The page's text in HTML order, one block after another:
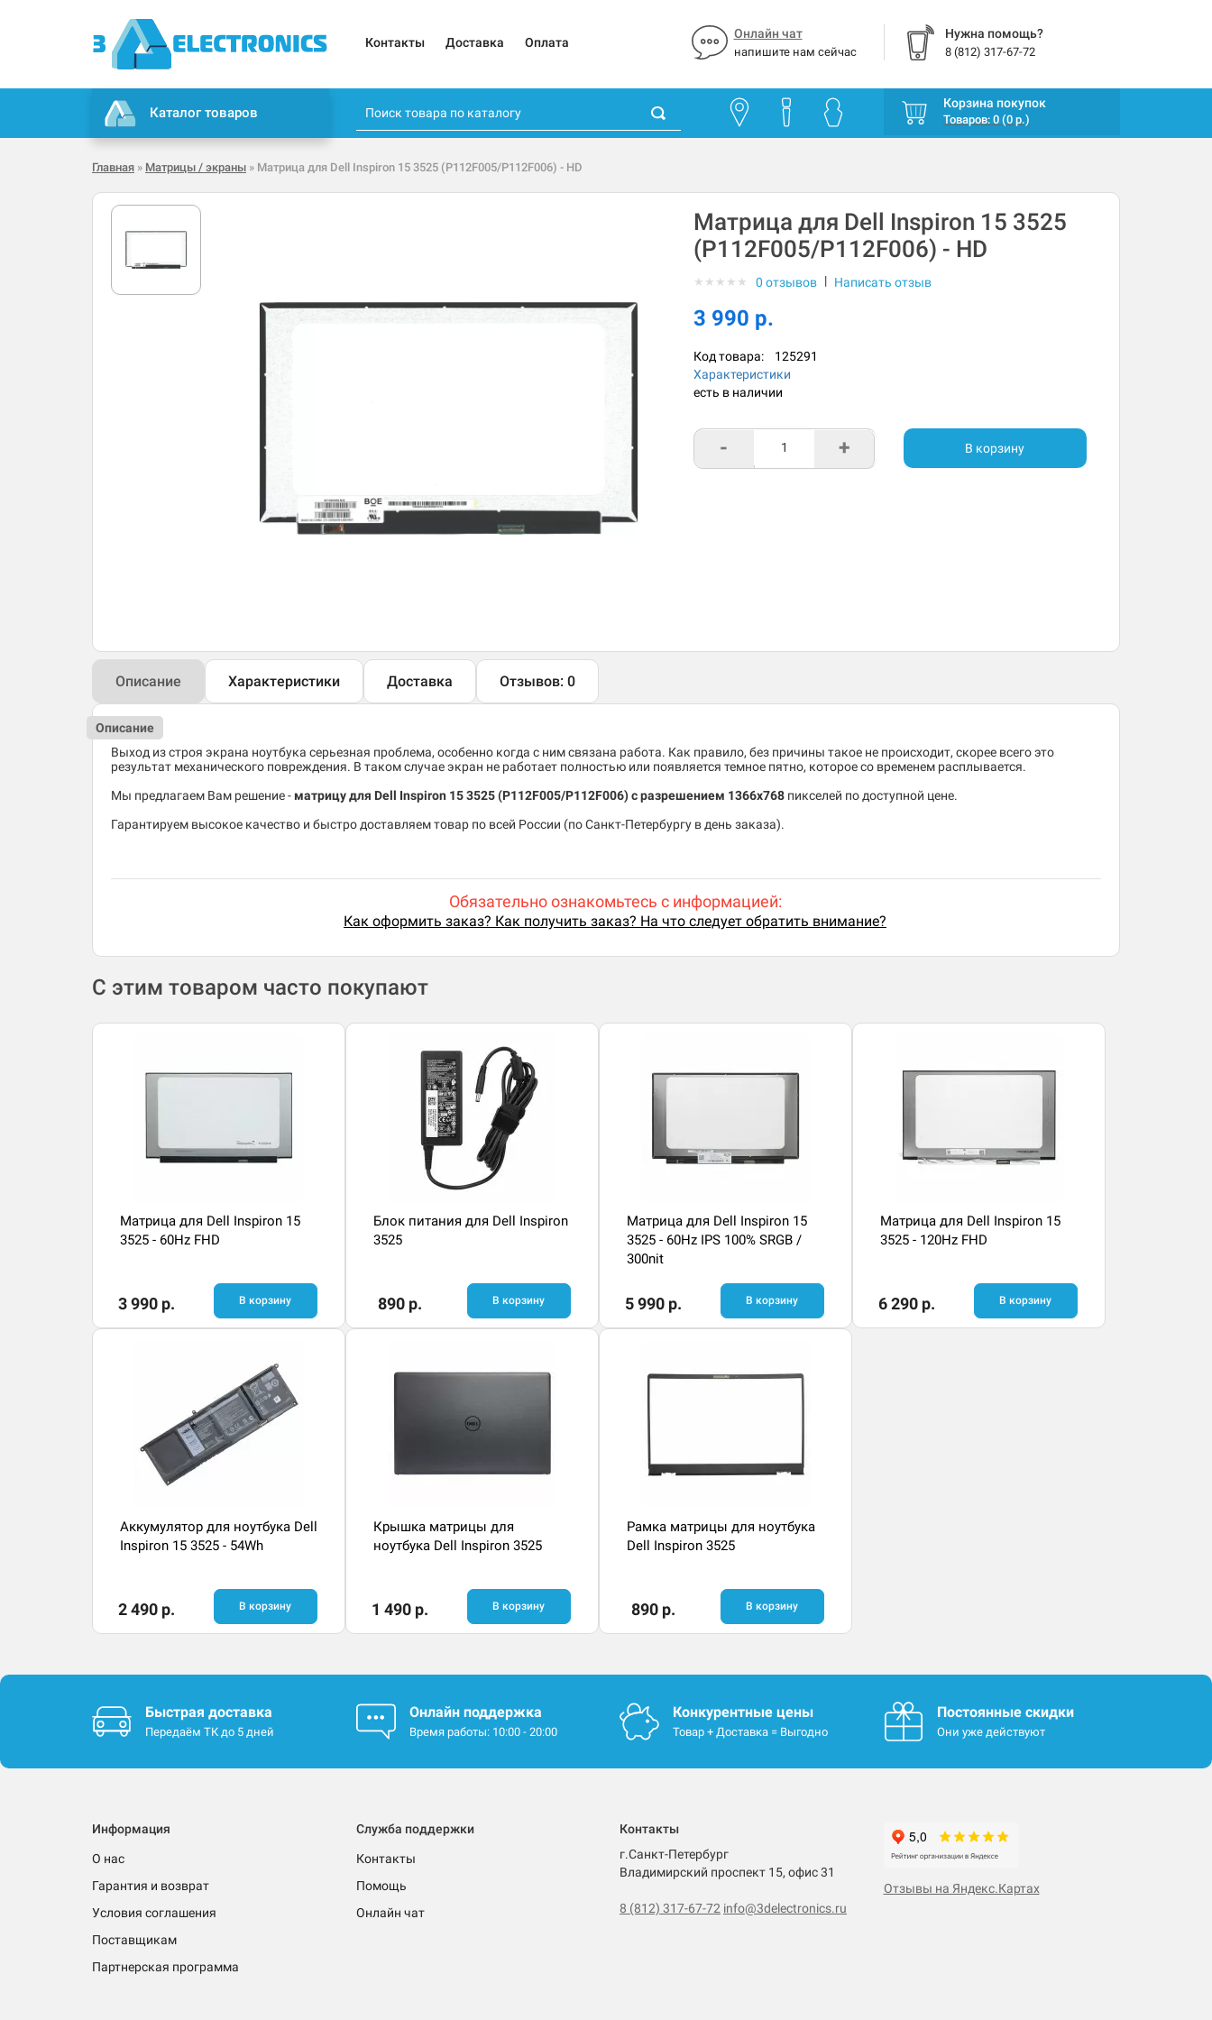
Контакты Доставка Оплата
Онлайн чат
напишите нам сейчас
Нужна помощь?
8 (812) 317-67-72
Каталог товаров
Корзина покупок
Товаров: 0 (0 р.)
Главная » Матрицы / экраны » Матрица для Dell Inspiron 15 3525 (P112F005/P112F006) - HD
Матрица для Dell Inspiron 15 3525
(P112F005/P112F006) - HD
★ ★ ★ ★ ★ 0 отзывов | Написать отзыв
3 990 р.
Код товара: 125291
Характеристики
есть в наличии
- + В корзину
Описание Характеристики Доставка Отзывов: 0
Описание
Выход из строя экрана ноутбука серьезная проблема, особенно когда с ним связана работа. Как правило, без причины такое не происходит, скорее всего это
результат механического повреждения. В таком случае экран не работает полностью или появляется темное пятно, которое со временем расплывается.
Мы предлагаем Вам решение - матрицу для Dell Inspiron 15 3525 (P112F005/P112F006)c разрешением 1366x768 пикселей по доступной цене.
Гарантируем высокое качество и быстро доставляем товар по всей России (по Санкт-Петербургу в день заказа).
Обязательно ознакомьтесь с информацией:
Как оформить заказ? Как получить заказ? На что следует обратить внимание?
С этим товаром часто покупают
Матрица для Dell Inspiron 15
3525 - 60Hz FHD
3 990 р. В корзину
Блок питания для Dell Inspiron
3525
890 р. В корзину
Матрица для Dell Inspiron 15
3525 - 60Hz IPS 100% SRGB /
300nit
5 990 р. В корзину
Матрица для Dell Inspiron 15
3525 - 120Hz FHD
6 290 р. В корзину
Аккумулятор для ноутбука Dell
Inspiron 15 3525 - 54Wh
2 490 р. В корзину
Крышка матрицы для
ноутбука Dell Inspiron 3525
1 490 р. В корзину
Рамка матрицы для ноутбука
Dell Inspiron 3525
890 р. В корзину
Быстрая доставка
Передаём ТК до 5 дней
Онлайн поддержка
Время работы: 10:00 - 20:00
Конкурентные цены
Товар + Доставка = Выгодно
Постоянные скидки
Они уже действуют
Информация
О нас
Гарантия и возврат
Условия соглашения
Поставщикам
Партнерская программа
Служба поддержки
Контакты
Помощь
Онлайн чат
Контакты
г.Санкт-Петербург
Владимирский проспект 15, офис 31
8 (812) 317-67-72 info@3delectronics.ru
Отзывы на Яндекс.Картах